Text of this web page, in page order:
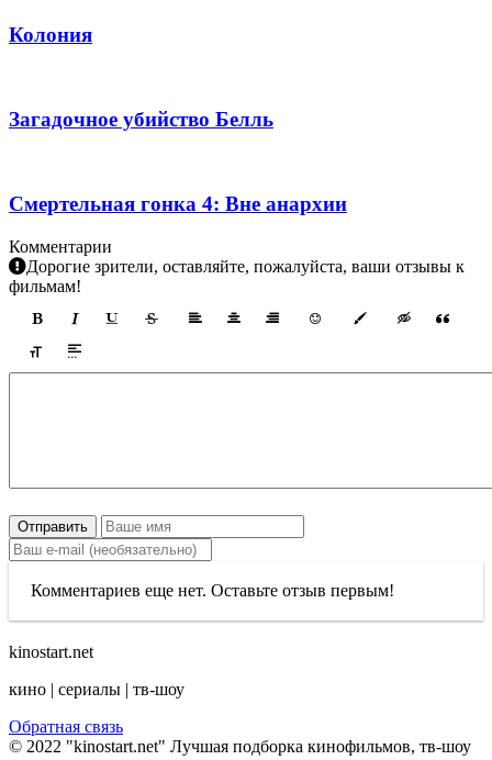
Колония
Загадочное убийство Белль
Смертельная гонка 4: Вне анархии
Комментарии
Дорогие зрители, оставляйте, пожалуйста, ваши отзывы к
фильмам!
Отправить
Комментариев еще нет. Оставьте отзыв первым!
kinostart.net
кино | сериалы | тв-шоу
Обратная связь
© 2022 "kinostart.net" Лучшая подборка кинофильмов, тв-шоу